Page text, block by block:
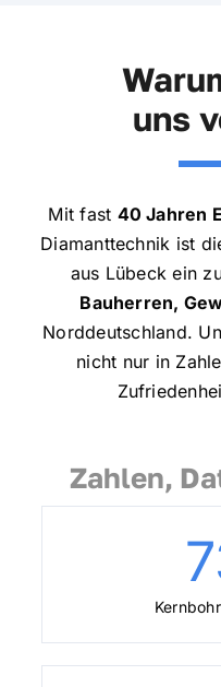
uns
Mit fast 40 Jahren
Diamanttechnik ist
aus Lübeck ein
Bauherren,
Norddeutschland.
nicht nur in
Zahlen,